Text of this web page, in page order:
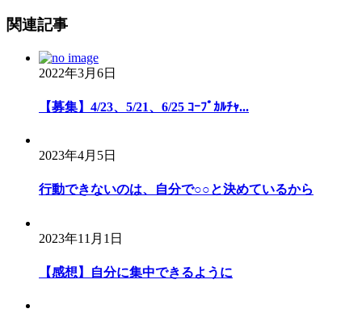
関連記事
2022年3月6日
【募集】4/23、5/21、6/25 ｺｰﾌﾟｶﾙﾁｬ...
2023年4月5日
行動できないのは、自分で○○と決めているから
2023年11月1日
【感想】自分に集中できるように